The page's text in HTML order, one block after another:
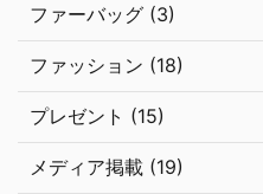
ファーバッグ (3)
ファッション (18)
プレゼント (15)
メディア掲載 (19)